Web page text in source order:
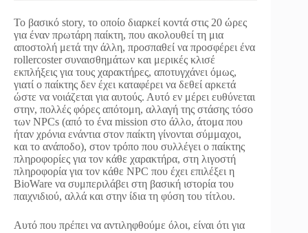
Το βασικό story, το οποίο διαρκεί κοντά στις 20 ώρες
για έναν πρωτάρη παίκτη, που ακολουθεί τη μια
αποστολή μετά την άλλη, προσπαθεί να προσφέρει ένα
rollercoster συναισθημάτων και μερικές κλισέ
εκπλήξεις για τους χαρακτήρες, αποτυγχάνει όμως,
γιατί ο παίκτης δεν έχει καταφέρει να δεθεί αρκετά
ώστε να νοιάζεται για αυτούς. Αυτό εν μέρει ευθύνεται
στην, πολλές φόρες απότομη, αλλαγή της στάσης τόσο
των NPCs (από το ένα mission στο άλλο, άτομα που
ήταν χρόνια ενάντια στον παίκτη γίνονται σύμμαχοι,
και το ανάποδο), στον τρόπο που συλλέγει ο παίκτης
πληροφορίες για τον κάθε χαρακτήρα, στη λιγοστή
πληροφορία για τον κάθε NPC που έχει επιλέξει η
BioWare να συμπεριλάβει στη βασική ιστορία του
παιχνιδιού, αλλά και στην ίδια τη φύση του τίτλου.
Αυτό που πρέπει να αντιληφθούμε όλοι, είναι ότι για